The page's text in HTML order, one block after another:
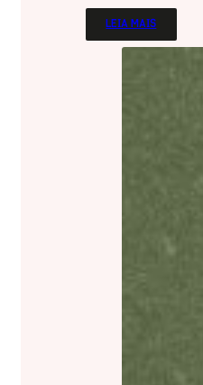
LEIA MAIS